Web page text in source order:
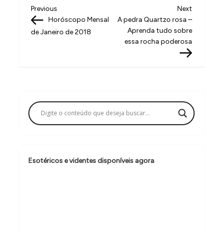
N
a
ç
ã
d
Previous
Post
Previous
Horóscopo Mensal
de Janeiro de 2018
Next
Post
Next
A pedra Quartzo rosa –
Aprenda tudo sobre
essa rocha poderosa
Esotéricos e videntes disponíveis agora